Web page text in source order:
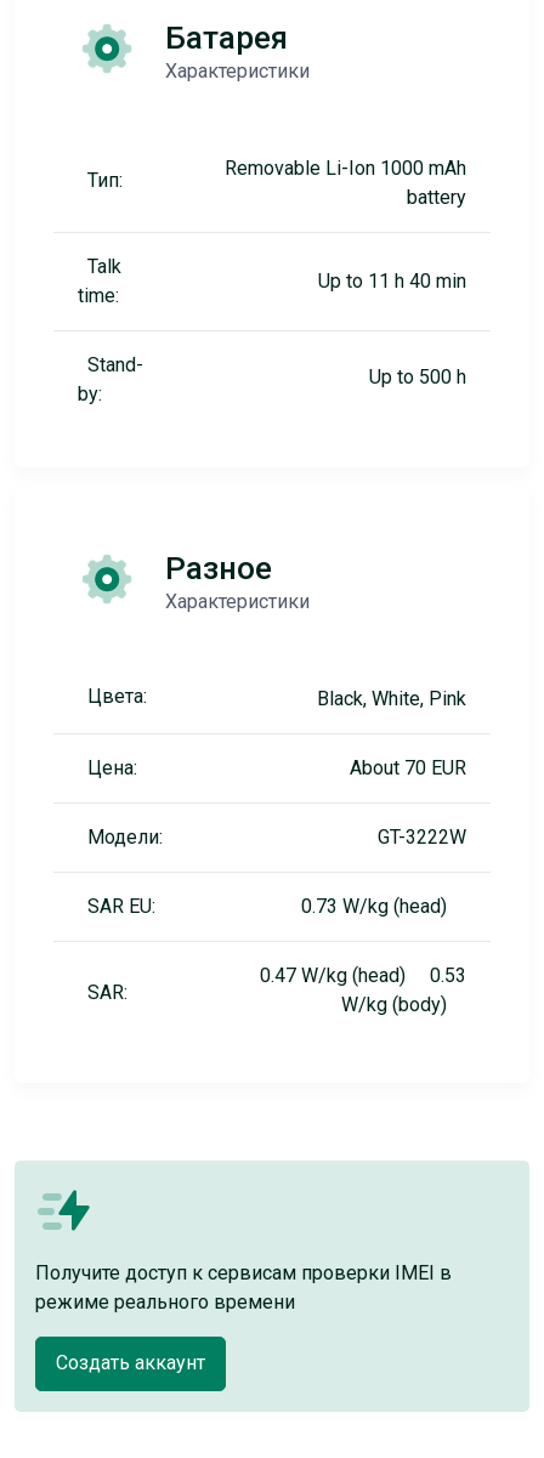
Батарея
Характеристики
Тип:
Removable Li-Ion 1000 mAh
battery
Talk
time:
Up to 11 h 40 min
Stand-
by:
Up to 500 h
Разное
Характеристики
Цвета: Black, White, Pink
Цена: About 70 EUR
Модели: GT-3222W
SAR EU: 0.73 W/kg (head)
SAR:
0.47 W/kg (head) 0.53
W/kg (body)
Получите доступ к сервисам проверки IMEI в
режиме реального времени
Создать аккаунт